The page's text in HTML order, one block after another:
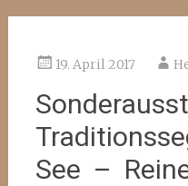
19. April 2017
See –